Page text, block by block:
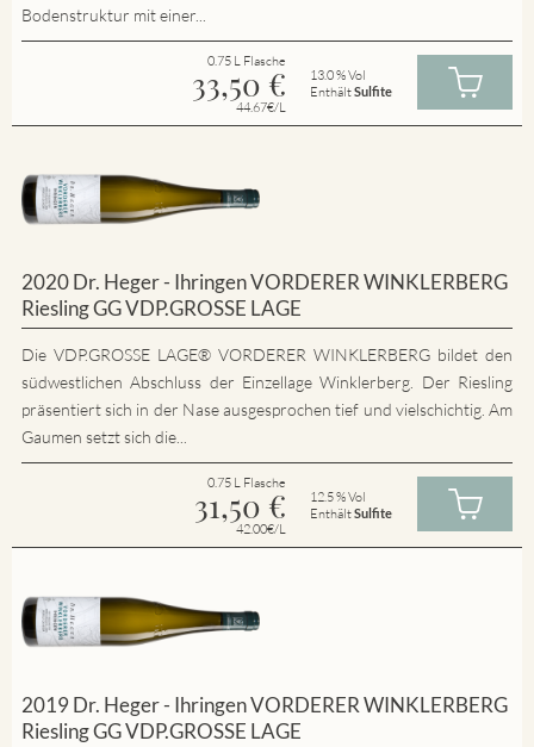
Bodenstruktur mit einer...
0.75 L Flasche
33,50 €
44.67€/L
13.0 % Vol
EnthältSulfite
2020 Dr. Heger - Ihringen VORDERER WINKLERBERG
Riesling GG VDP.GROSSE LAGE
Die VDP.GROSSE LAGE® VORDERER WINKLERBERG bildet den
südwestlichen Abschluss der Einzellage Winklerberg. Der Riesling
präsentiert sich in der Nase ausgesprochen tief und vielschichtig. Am
Gaumen setzt sich die...
0.75 L Flasche
31,50 €
42.00€/L
12.5 % Vol
EnthältSulfite
2019 Dr. Heger - Ihringen VORDERER WINKLERBERG
Riesling GG VDP.GROSSE LAGE